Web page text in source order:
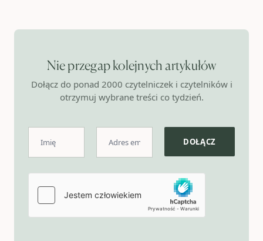
Nie przegap kolejnych artykułów
Dołącz do ponad 2000 czytelniczek i czytelników i
otrzymuj wybrane treści co tydzień.